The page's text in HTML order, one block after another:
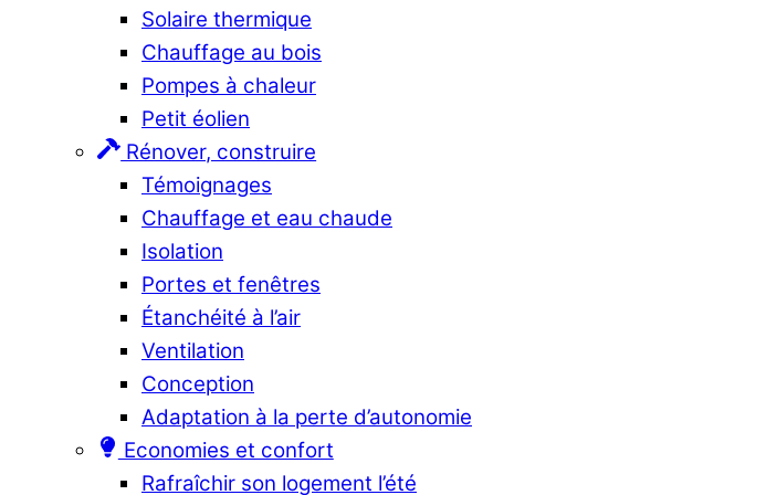
Solaire thermique
Chauffage au bois
Pompes à chaleur
Petit éolien
Rénover, construire
Témoignages
Chauffage et eau chaude
Isolation
Portes et fenêtres
Étanchéité à l’air
Ventilation
Conception
Adaptation à la perte d’autonomie
Economies et confort
Rafraîchir son logement l’été